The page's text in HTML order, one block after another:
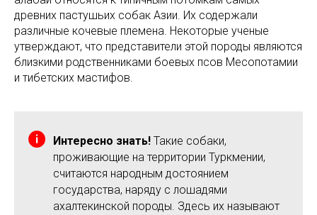
древних пастушьих собак Азии. Их содержали
различные кочевые племена. Некоторые ученые
утверждают, что представители этой породы являются
близкими родственниками боевых псов Месопотамии
и тибетских мастифов.
Интересно знать! Такие собаки,
проживающие на территории Туркмении,
считаются народным достоянием
государства, наряду с лошадями
ахалтекинской породы. Здесь их называют